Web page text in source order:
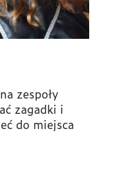
zespoły
zagadki i
do miejsca